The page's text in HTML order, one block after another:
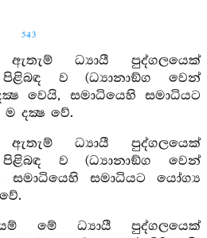
543
ධ්‍යායී පුද්ගලයෙක්
ව (ධ්‍යානාඞ්ග වෙන්
වෙයි, සමාධියෙහි සමාධියට
දක්‍ෂ වේ.
ධ්‍යායී පුද්ගලයෙක්
ව (ධ්‍යානාඞ්ග වෙන්
සමාධියෙහි සමාධියට යෝග්‍ය
මේ ධ්‍යායී පුද්ගලයෙක්